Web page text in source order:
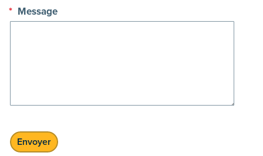
* Message